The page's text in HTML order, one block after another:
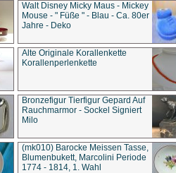
Walt Disney Micky Maus - Mickey
Mouse - " Füße " - Blau - Ca. 80er
Jahre - Deko
Alte Originale Korallenkette
Korallenperlenkette
Bronzefigur Tierfigur Gepard Auf
Rauchmarmor - Sockel Signiert
Milo
(mk010) Barocke Meissen Tasse,
Blumenbukett, Marcolini Periode
1774 - 1814, 1. Wahl